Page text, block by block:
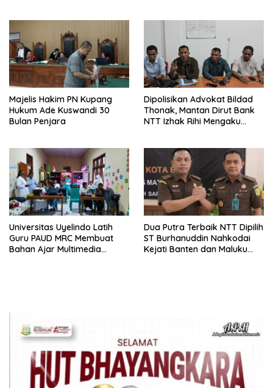
Majelis Hakim PN Kupang
Hukum Ade Kuswandi 30
Bulan Penjara
Dipolisikan Advokat Bildad
Thonak, Mantan Dirut Bank
NTT Izhak Rihi Mengaku
Universitas Uyelindo Latih
Guru PAUD MRC Membuat
Bahan Ajar Multimedia
Dua Putra Terbaik NTT Dipilih
ST Burhanuddin Nahkodai
Kejati Banten dan Maluku